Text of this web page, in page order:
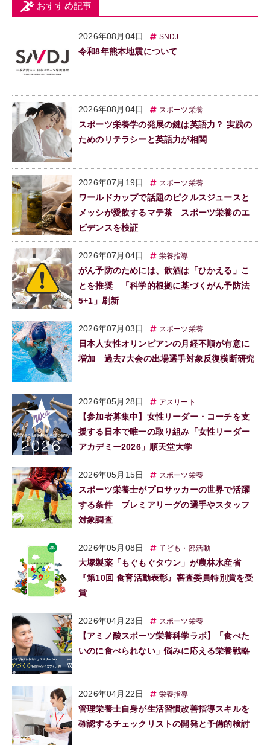
おすすめ記事
2026年08月04日 SNDJ
令和8年熊本地震について
2026年08月04日 スポーツ栄養
スポーツ栄養学の発展の鍵は英語力？ 実践の
ためのリテラシーと英語力が相関
2026年07月19日 スポーツ栄養
ワールドカップで話題のピクルスジュースと
メッシが愛飲するマテ茶 スポーツ栄養のエ
ビデンスを検証
2026年07月04日 栄養指導
がん予防のためには、飲酒は「ひかえる」こ
とを推奨 「科学的根拠に基づくがん予防法
5+1」刷新
2026年07月03日 スポーツ栄養
日本人女性オリンピアンの月経不順が有意に
増加 過去7大会の出場選手対象反復横断研究
2026年05月28日 アスリート
【参加者募集中】女性リーダー・コーチを支
援する日本で唯一の取り組み「女性リーダー
アカデミー2026」順天堂大学
2026年05月15日 スポーツ栄養
スポーツ栄養士がプロサッカーの世界で活躍
する条件 プレミアリーグの選手やスタッフ
対象調査
2026年05月08日 子ども・部活動
大塚製薬「もぐもぐタウン」が農林水産省
『第10回 食育活動表彰』審査委員特別賞を受
賞
2026年04月23日 スポーツ栄養
【アミノ酸スポーツ栄養科学ラボ】「食べた
いのに食べられない」悩みに応える栄養戦略
2026年04月22日 栄養指導
管理栄養士自身が生活習慣改善指導スキルを
確認するチェックリストの開発と予備的検討